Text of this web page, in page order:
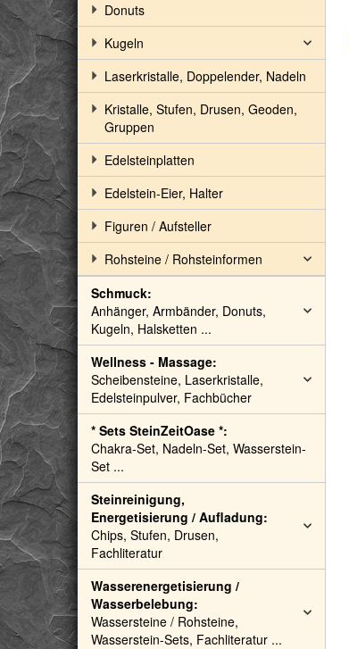
Donuts
Kugeln
Laserkristalle, Doppelender, Nadeln
Kristalle, Stufen, Drusen, Geoden,
Gruppen
Edelsteinplatten
Edelstein-Eier, Halter
Figuren / Aufsteller
Rohsteine / Rohsteinformen
Schmuck:
Anhänger, Armbänder, Donuts,
Kugeln, Halsketten ...
Wellness - Massage:
Scheibensteine, Laserkristalle,
Edelsteinpulver, Fachbücher
* Sets SteinZeitOase *:
Chakra-Set, Nadeln-Set, Wasserstein-
Set ...
Steinreinigung,
Energetisierung / Aufladung:
Chips, Stufen, Drusen,
Fachliteratur
Wasserenergetisierung /
Wasserbelebung:
Wassersteine / Rohsteine,
Wasserstein-Sets, Fachliteratur ...